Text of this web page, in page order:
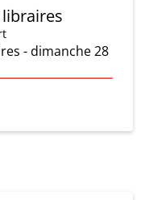
- dimanche 28